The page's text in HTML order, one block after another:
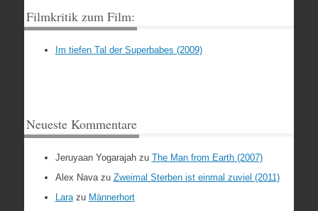
Filmkritik zum Film:
Im tiefen Tal der Superbabes (2009)
Neueste Kommentare
Jeruyaan Yogarajahzu The Man from Earth (2007)
Alex Navazu Zweimal Sterben ist einmal zuviel (2011)
Larazu Männerhort